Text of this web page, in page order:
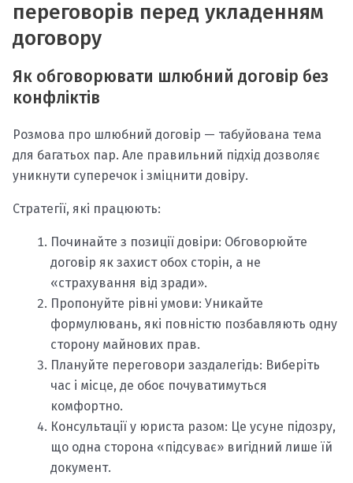
переговорів перед укладенням
договору
Як обговорювати шлюбний договір без
конфліктів
Розмова про шлюбний договір — табуйована тема
для багатьох пар. Але правильний підхід дозволяє
уникнути суперечок і зміцнити довіру.
Стратегії, які працюють:
Починайте з позиції довіри: Обговорюйте
договір як захист обох сторін, а не
«страхування від зради».
Пропонуйте рівні умови: Уникайте
формулювань, які повністю позбавляють одну
сторону майнових прав.
Плануйте переговори заздалегідь: Виберіть
час і місце, де обоє почуватимуться
комфортно.
Консультації у юриста разом: Це усуне підозру,
що одна сторона «підсуває» вигідний лише їй
документ.